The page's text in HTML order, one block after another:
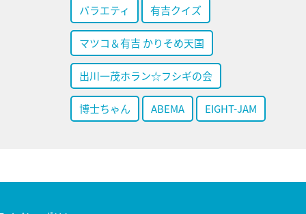
バラエティ 有吉クイズ
マツコ＆有吉 かりそめ天国
出川一茂ホラン☆フシギの会
博士ちゃん ABEMA EIGHT-JAM